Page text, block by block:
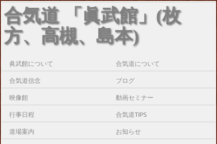
合気道 「眞武館」(枚
方、高槻、島本)
眞武館について 合気道について
合気道信念 ブログ
映像館 動画セミナー
行事日程 合気道TIPS
道場案内 お知らせ